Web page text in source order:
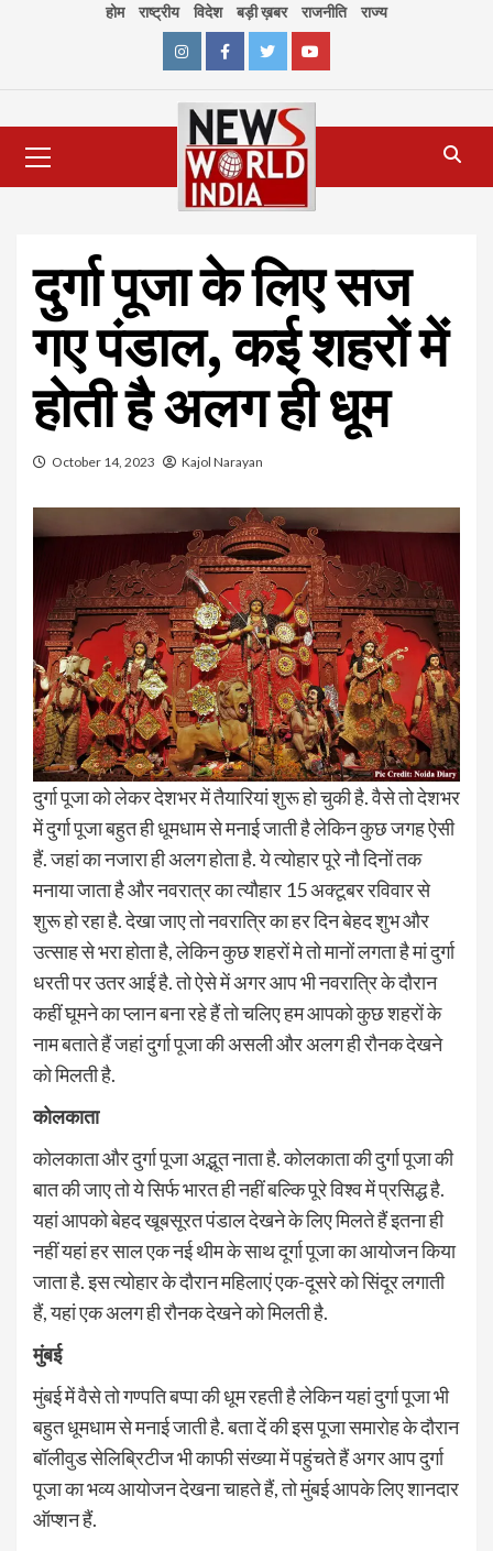
होम राष्ट्रीय विदेश बड़ी ख़बर राजनीति राज्य
InstagramFacebookTwitterYoutube
Menu
दुर्गा पूजा के लिए सज
गए पंडाल, कई शहरों में
होती है अलग ही धूम
October 14, 2023 Kajol Narayan
दुर्गा पूजा को लेकर देशभर में तैयारियां शुरू हो चुकी है. वैसे तो देशभर
में दुर्गा पूजा बहुत ही धूमधाम से मनाई जाती है लेकिन कुछ जगह ऐसी
हैं. जहां का नजारा ही अलग होता है. ये त्योहार पूरे नौ दिनों तक
मनाया जाता है और नवरात्र का त्यौहार 15 अक्टूबर रविवार से
शुरू हो रहा है. देखा जाए तो नवरात्रि का हर दिन बेहद शुभ और
उत्साह से भरा होता है, लेकिन कुछ शहरों मे तो मानों लगता है मां दुर्गा
धरती पर उतर आईं है. तो ऐसे में अगर आप भी नवरात्रि के दौरान
कहीं घूमने का प्लान बना रहे हैं तो चलिए हम आपको कुछ शहरों के
नाम बताते हैं जहां दुर्गा पूजा की असली और अलग ही रौनक देखने
को मिलती है.
कोलकाता
कोलकाता और दुर्गा पूजा अद्भूत नाता है. कोलकाता की दुर्गा पूजा की
बात की जाए तो ये सिर्फ भारत ही नहीं बल्कि पूरे विश्व में प्रसिद्ध है.
यहां आपको बेहद खूबसूरत पंडाल देखने के लिए मिलते हैं इतना ही
नहीं यहां हर साल एक नई थीम के साथ दूर्गा पूजा का आयोजन किया
जाता है. इस त्योहार के दौरान महिलाएं एक-दूसरे को सिंदूर लगाती
हैं, यहां एक अलग ही रौनक देखने को मिलती है.
मुंबई
मुंबई में वैसे तो गण्पति बप्पा की धूम रहती है लेकिन यहां दुर्गा पूजा भी
बहुत धूमधाम से मनाई जाती है. बता दें की इस पूजा समारोह के दौरान
बॉलीवुड सेलिब्रिटीज भी काफी संख्या में पहुंचते हैं अगर आप दुर्गा
पूजा का भव्य आयोजन देखना चाहते हैं, तो मुंबई आपके लिए शानदार
ऑप्शन हैं.